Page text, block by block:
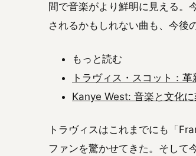
間で音楽がより鮮明に見える。
されるかもしれない曲も、今後
もっと読む
トラヴィス・スコット：
Kanye West: 音楽と文化
トラヴィスはこれまでにも「
ファンを驚かせてきた。そして